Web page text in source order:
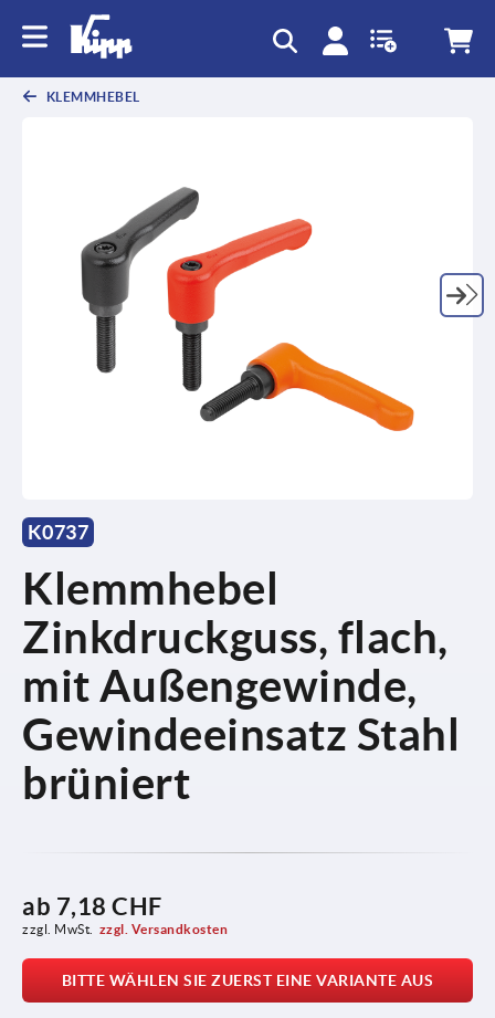
KLEMMHEBEL
K0737
Klemmhebel
Zinkdruckguss, flach,
mit Außengewinde,
Gewindeeinsatz Stahl
brüniert
ab 7,18 CHF
zzgl. MwSt. zzgl. Versandkosten
BITTE WÄHLEN SIE ZUERST EINE VARIANTE AUS